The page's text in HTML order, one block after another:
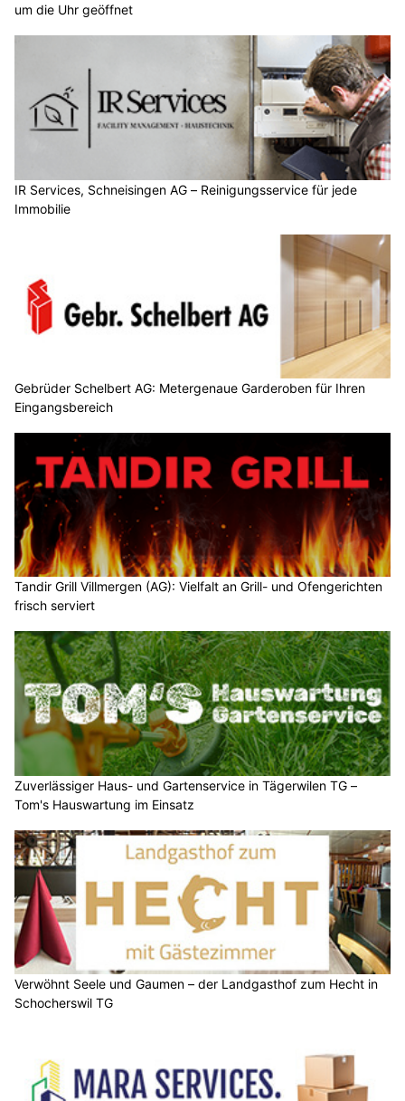
um die Uhr geöffnet
IR Services, Schneisingen AG – Reinigungsservice für jede
Immobilie
Gebrüder Schelbert AG: Metergenaue Garderoben für Ihren
Eingangsbereich
Tandir Grill Villmergen (AG): Vielfalt an Grill- und Ofengerichten
frisch serviert
Zuverlässiger Haus- und Gartenservice in Tägerwilen TG –
Tom's Hauswartung im Einsatz
Verwöhnt Seele und Gaumen – der Landgasthof zum Hecht in
Schocherswil TG